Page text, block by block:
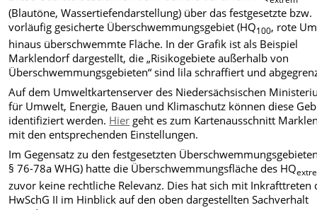
(Blautöne, Wassertiefendarstellung) über das festgesetzte bzw.
vorläufig gesicherte Überschwemmungsgebiet (HQ100, rote
hinaus überschwemmte Fläche. In der Grafik ist als Beispiel
Marklendorf dargestellt, die „Risikogebiete außerhalb von
Überschwemmungsgebieten“ sind lila schraffiert und
Auf dem Umweltkartenserver des Niedersächsischen
für Umwelt, Energie, Bauen und Klimaschutz können diese
identifiziert werden. Hier geht es zum Kartenausschnitt
mit den entsprechenden Einstellungen.
Im Gegensatz zu den festgesetzten
§ 76-78a WHG) hatte die Überschwemmungsfläche des HQ
zuvor keine rechtliche Relevanz. Dies hat sich mit Inkrafttreten
HwSchG II im Hinblick auf den oben dargestellten Sachverhalt